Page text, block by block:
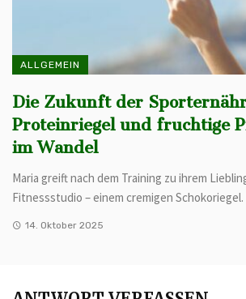
ALLGEMEIN
Die Zukunft der
Proteinriegel und fruchtige
im Wandel
Maria greift nach dem Training zu ihrem
Fitnessstudio – einem cremigen Schokoriegel.
14. Oktober 2025